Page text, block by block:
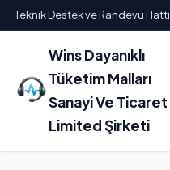
Teknik Destek ve Randevu Hattı
Wins Dayanıklı
Tüketim Malları
Sanayi Ve Ticaret
Limited Şirketi